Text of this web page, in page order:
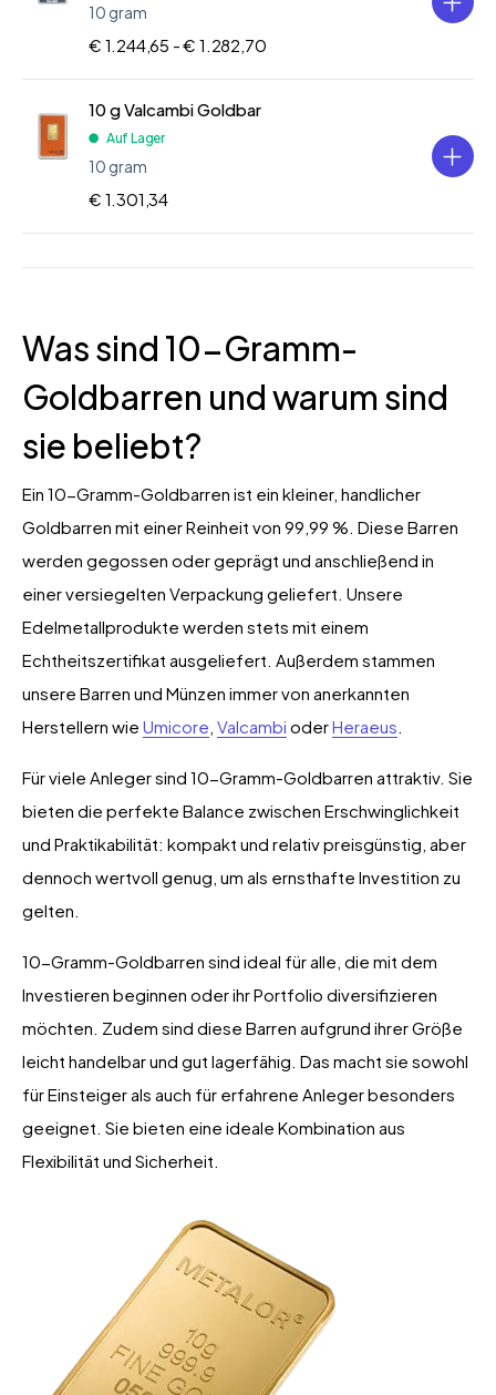
10 gram
€ 1.244,65 -€ 1.282,70
10 g Valcambi Goldbar
Auf Lager
10 gram
€ 1.301,34
Was sind 10-Gramm-
Goldbarren und warum sind
sie beliebt?
Ein 10-Gramm-Goldbarren ist ein kleiner, handlicher
Goldbarren mit einer Reinheit von 99,99 %. Diese Barren
werden gegossen oder geprägt und anschließend in
einer versiegelten Verpackung geliefert. Unsere
Edelmetallprodukte werden stets mit einem
Echtheitszertifikat ausgeliefert. Außerdem stammen
unsere Barren und Münzen immer von anerkannten
Herstellern wie Umicore, Valcambi oderHeraeus.
Für viele Anleger sind 10-Gramm-Goldbarren attraktiv. Sie
bieten die perfekte Balance zwischen Erschwinglichkeit
und Praktikabilität: kompakt und relativ preisgünstig, aber
dennoch wertvoll genug, um als ernsthafte Investition zu
gelten.
10-Gramm-Goldbarren sind ideal für alle, die mit dem
Investieren beginnen oder ihr Portfolio diversifizieren
möchten. Zudem sind diese Barren aufgrund ihrer Größe
leicht handelbar und gut lagerfähig. Das macht sie sowohl
für Einsteiger als auch für erfahrene Anleger besonders
geeignet. Sie bieten eine ideale Kombination aus
Flexibilität und Sicherheit.